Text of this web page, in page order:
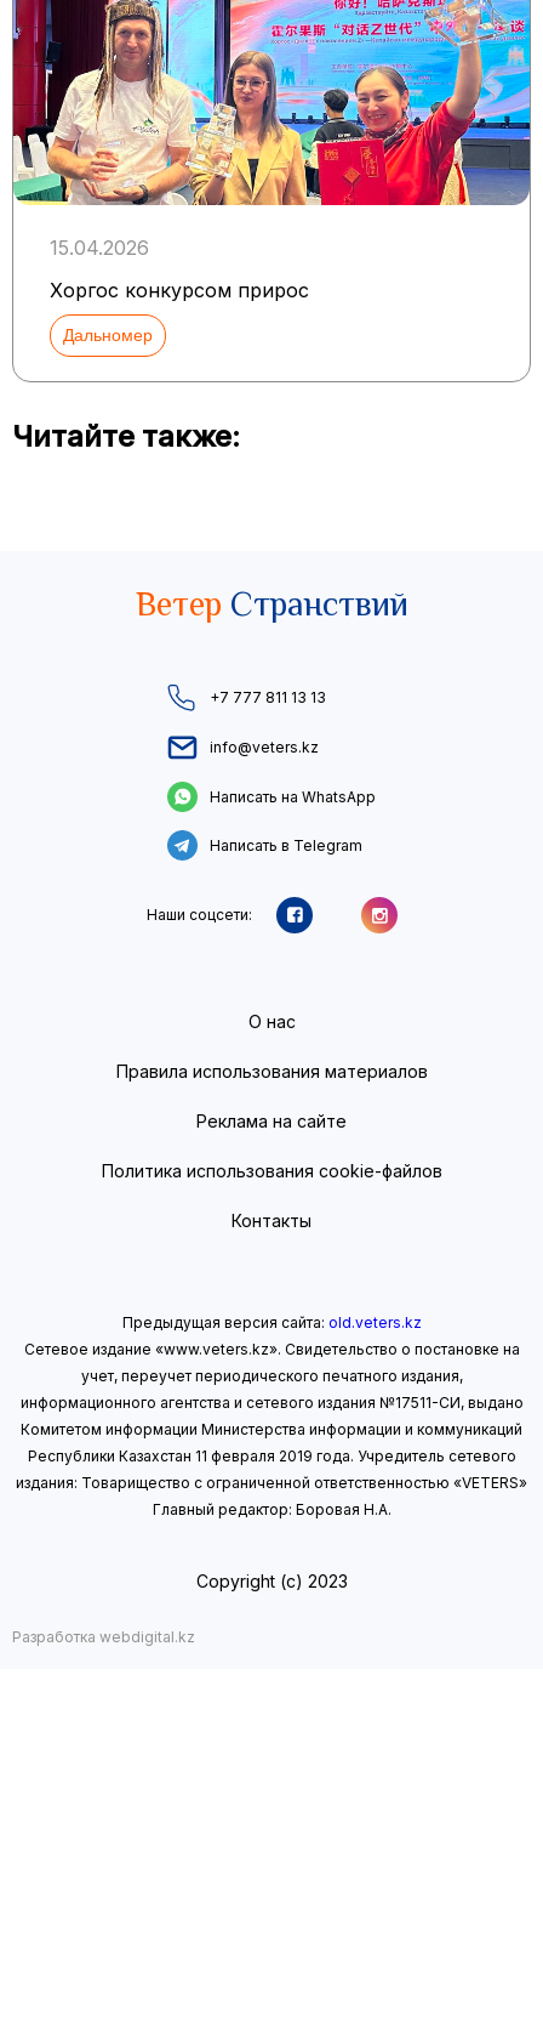
15.04.2026
Хоргос конкурсом прирос
Дальномер
Читайте также:
Ветер Странствий
+7 777 811 13 13
info@veters.kz
Написать на WhatsApp
Написать в Telegram
Наши соцсети:
О нас
Правила использования материалов
Реклама на сайте
Политика использования cookie-файлов
Контакты
Предыдущая версия сайта: old.veters.kz
Сетевое издание «www.veters.kz». Свидетельство о постановке на
учет, переучет периодического печатного издания,
информационного агентства и сетевого издания №17511-СИ, выдано
Комитетом информации Министерства информации и коммуникаций
Республики Казахстан 11 февраля 2019 года. Учредитель сетевого
издания: Товарищество с ограниченной ответственностью «VETERS»
Главный редактор: Боровая Н.А.
Copyright (с) 2023
Разработка webdigital.kz